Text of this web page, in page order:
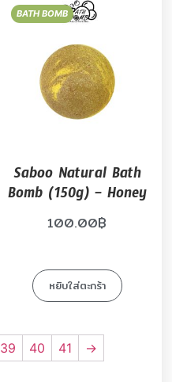
BATH BOMB
Saboo Natural Bath
Bomb (150g) – Honey
100.00฿
หยิบใส่ตะกร้า
39 40 41 →